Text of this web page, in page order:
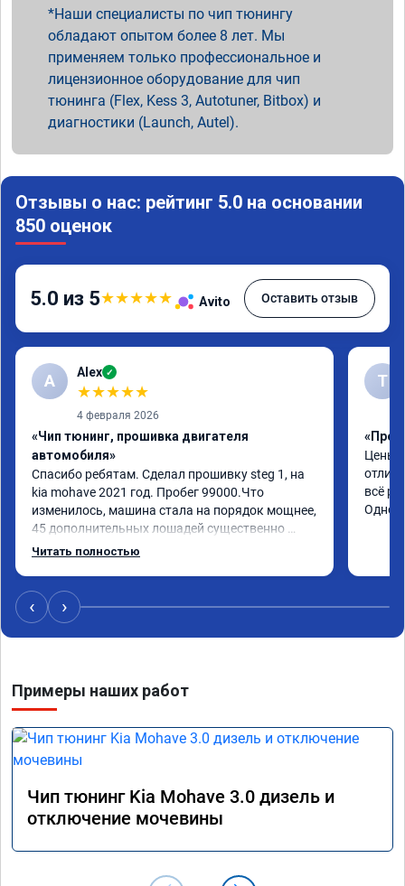
Наши специалисты по чип тюнингу
обладают опытом более 8 лет. Мы
применяем только профессиональное и
лицензионное оборудование для чип
тюнинга (Flex, Kess 3, Autotuner, Bitbox) и
диагностики (Launch, Autel).
Отзывы о нас: рейтинг 5.0 на основании
850 оценок
5.0 из 5★★★★★ Avito Оставить отзыв
A Alex ✓
★★★★★
4 февраля 2026
«Чип тюнинг, прошивка двигателя
автомобиля»
Спасибо ребятам. Сделал прошивку steg 1, на
kia mohave 2021 год. Пробег 99000.Что
изменилось, машина стала на порядок мощнее,
45 дополнительных лошадей существенно
чувствуется и соответственно крутящего
12-12.5. Коробка перестала подпинывать при
наборе скорости. Педаль газа более
отзывчевее. В целом, я очень доволен.!
Читать полностью
Т
Цены
всё
‹ ›
Примеры наших работ
Чип тюнинг Kia Mohave 3.0 дизель и
отключение мочевины